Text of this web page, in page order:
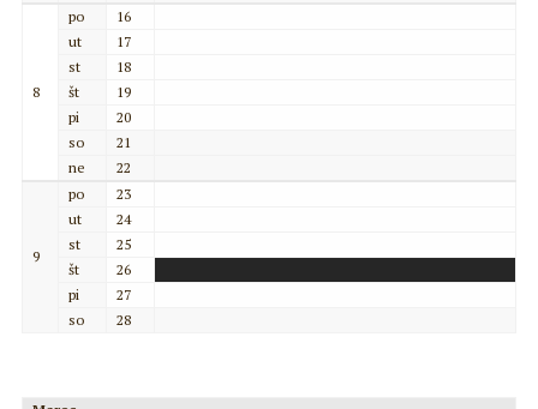
8
po
16
ut
17
st
18
št
19
pi
20
so
21
ne
22
9
po
23
ut
24
st
25
št
26
pi
27
so
28